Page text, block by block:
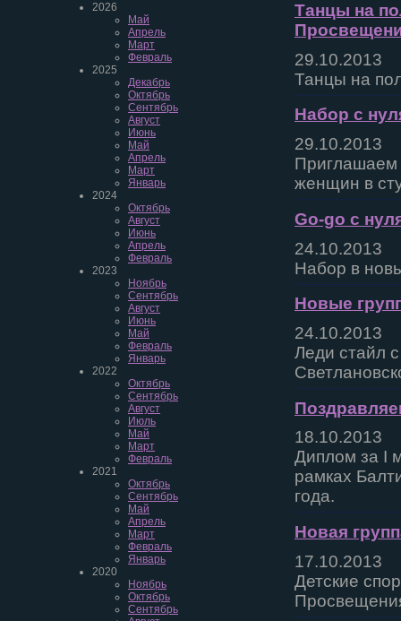
2026
Май
Апрель
Март
Февраль
2025
Декабрь
Октябрь
Сентябрь
Август
Июнь
Май
Апрель
Март
Январь
2024
Октябрь
Август
Июнь
Апрель
Февраль
2023
Ноябрь
Сентябрь
Август
Июнь
Май
Февраль
Январь
2022
Октябрь
Сентябрь
Август
Июль
Май
Март
Февраль
2021
Октябрь
Сентябрь
Май
Апрель
Март
Февраль
Январь
2020
Ноябрь
Октябрь
Сентябрь
Танцы на
29.10.2013
Танцы на
Набор с
29.10.2013
Приглашаем
женщин в
Go-go с
24.10.2013
Набор в
Новые
24.10.2013
Леди стайл
18.10.2013
Диплом за I
рамках
года.
Новая
17.10.2013
Детские